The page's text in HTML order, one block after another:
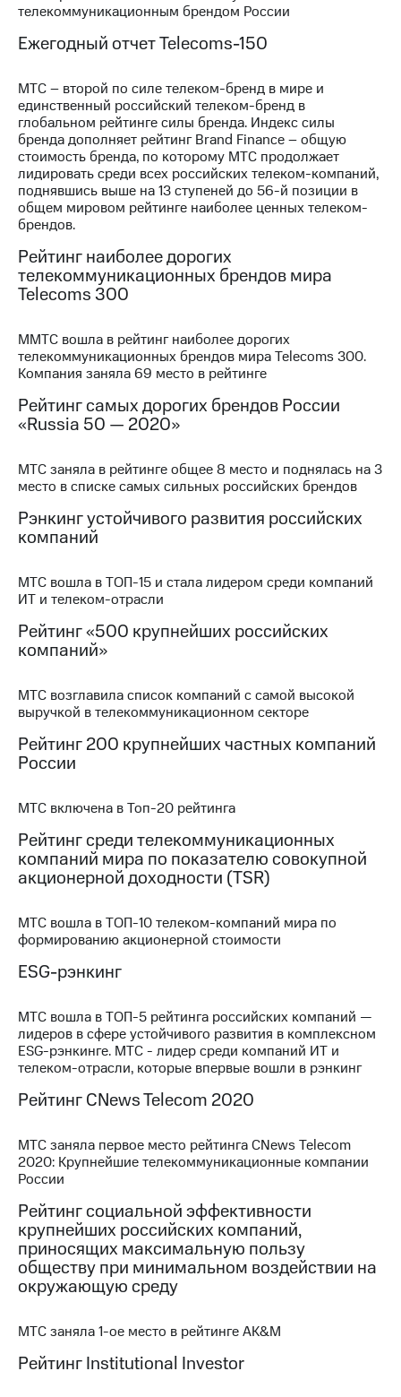
Финансовая
отчетность
Контакты
Новости
в
регионе
и акционерам
Корпоративное
управление
секретарь
Раскрытие
информации
акционерам
Документы
Собрания
акционеров
Личный
кабинет
акционера
капитал
Контроль
и
аудит
Рынок
акций
Описание
Программа
Порядок
Рынок
Описание
Еврооблигации-2023
о
погашении
именных
облигаций
Другое
Регистратор
Реквизиты
Контакты
развитие
этика
На главную
телекоммуникационным брендом России
Ежегодный отчет Telecoms-150
МТС – второй по силе телеком-бренд в мире и
единственный российский телеком-бренд в
глобальном рейтинге силы бренда. Индекс силы
бренда дополняет рейтинг Brand Finance – общую
стоимость бренда, по которому МТС продолжает
лидировать среди всех российских телеком-компаний,
поднявшись выше на 13 ступеней до 56-й позиции в
общем мировом рейтинге наиболее ценных телеком-
брендов.
Рейтинг наиболее дорогих
телекоммуникационных брендов мира
Telecoms 300
ММТС вошла в рейтинг наиболее дорогих
телекоммуникационных брендов мира Telecoms 300.
Компания заняла 69 место в рейтинге
Рейтинг самых дорогих брендов России
«Russia 50 — 2020»
МТС заняла в рейтинге общее 8 место и поднялась на 3
место в списке самых сильных российских брендов
Рэнкинг устойчивого развития российских
компаний
МТС вошла в ТОП-15 и стала лидером среди компаний
ИТ и телеком-отрасли
Рейтинг «500 крупнейших российских
компаний»
МТС возглавила список компаний с самой высокой
выручкой в телекоммуникационном секторе
Рейтинг 200 крупнейших частных компаний
России
МТС включена в Топ-20 рейтинга
Рейтинг среди телекоммуникационных
компаний мира по показателю совокупной
акционерной доходности (TSR)
МТС вошла в ТОП-10 телеком-компаний мира по
формированию акционерной стоимости
ESG-рэнкинг
МТС вошла в ТОП-5 рейтинга российских компаний —
лидеров в сфере устойчивого развития в комплексном
ESG-рэнкинге. МТС - лидер среди компаний ИТ и
телеком-отрасли, которые впервые вошли в рэнкинг
Рейтинг CNews Telecom 2020
МТС заняла первое место рейтинга CNews Telecom
2020: Крупнейшие телекоммуникационные компании
России
Рейтинг социальной эффективности
крупнейших российских компаний,
приносящих максимальную пользу
обществу при минимальном воздействии на
окружающую среду
МТС заняла 1-ое место в рейтинге AK&M
Рейтинг Institutional Investor